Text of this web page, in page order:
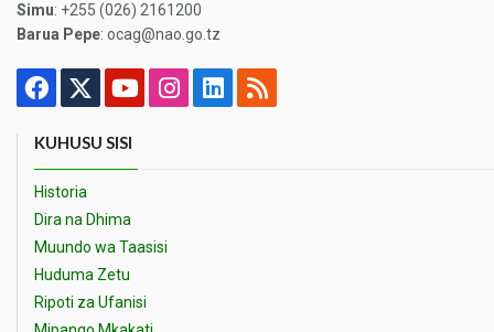
Simu: +255 (026) 2161200
Barua Pepe: ocag@nao.go.tz
KUHUSU SISI
Historia
Dira na Dhima
Muundo wa Taasisi
Huduma Zetu
Ripoti za Ufanisi